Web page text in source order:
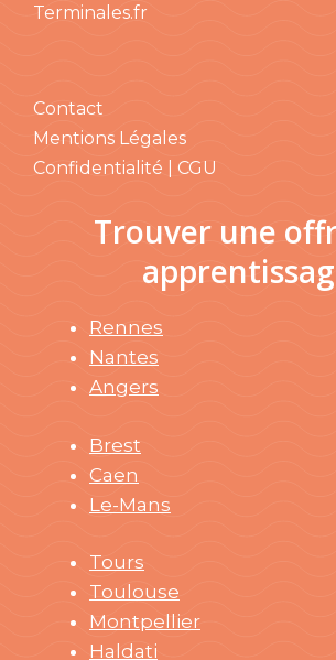
Terminales.fr
Contact
Mentions Légales
Confidentialité | CGU
Trouver une
Rennes
Nantes
Angers
Brest
Caen
Le-Mans
Tours
Toulouse
Montpellier
Haldati